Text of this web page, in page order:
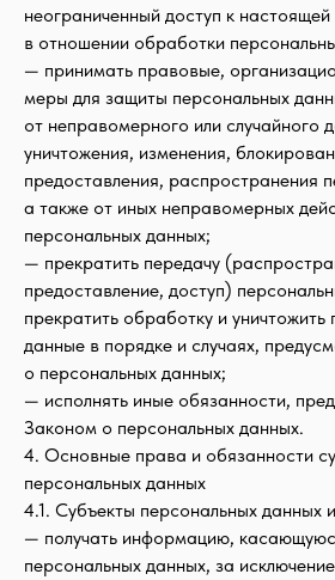
неограниченный доступ к
в отношении обработки
— принимать правовые,
меры для защиты персональных
от неправомерного или случайного
уничтожения, изменения,
предоставления, распространения
а также от иных неправомерных
персональных данных;
— прекратить передачу
предоставление, доступ)
прекратить обработку и уничтожить
данные в порядке и случаях,
о персональных данных;
— исполнять иные обязанности,
Законом о персональных данных.
4. Основные права и обязанности
персональных данных
4.1. Субъекты персональных данных
— получать информацию,
персональных данных, за